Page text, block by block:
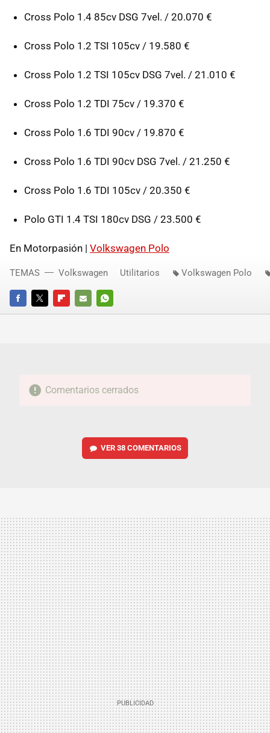
Cross Polo 1.4 85cv DSG 7vel. / 20.070 €
Cross Polo 1.2 TSI 105cv / 19.580 €
Cross Polo 1.2 TSI 105cv DSG 7vel. / 21.010 €
Cross Polo 1.2 TDI 75cv / 19.370 €
Cross Polo 1.6 TDI 90cv / 19.870 €
Cross Polo 1.6 TDI 90cv DSG 7vel. / 21.250 €
Cross Polo 1.6 TDI 105cv / 20.350 €
Polo GTI 1.4 TSI 180cv DSG / 23.500 €
En Motorpasión | Volkswagen Polo
FACEBOOKTWITTERFLIPBOARD
E-
WHATSAPP
TEMAS Volkswagen Utilitarios Volkswagen Polo
Comentarios cerrados
VER 38 COMENTARIOS